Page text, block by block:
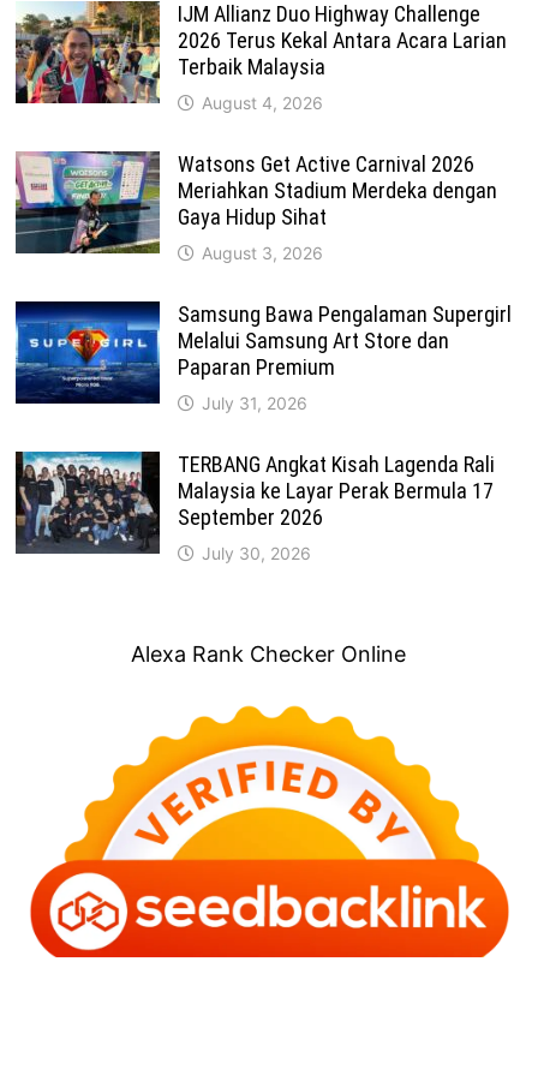
IJM Allianz Duo Highway Challenge
2026 Terus Kekal Antara Acara Larian
Terbaik Malaysia
August 4, 2026
Watsons Get Active Carnival 2026
Meriahkan Stadium Merdeka dengan
Gaya Hidup Sihat
August 3, 2026
Samsung Bawa Pengalaman Supergirl
Melalui Samsung Art Store dan
Paparan Premium
July 31, 2026
TERBANG Angkat Kisah Lagenda Rali
Malaysia ke Layar Perak Bermula 17
September 2026
July 30, 2026
Alexa Rank Checker Online